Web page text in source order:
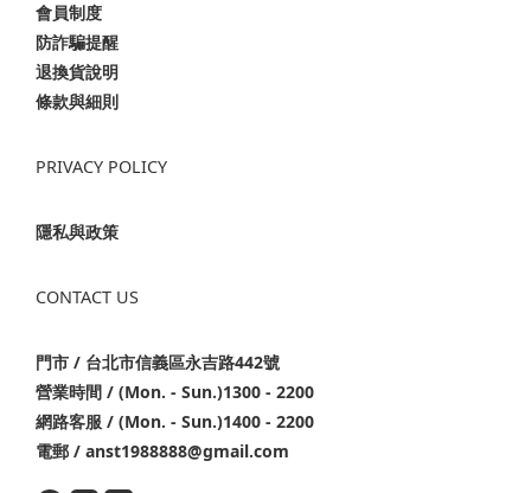
會員制度
防詐騙提醒
退換貨說明
條款與細則
PRIVACY POLICY
隱私與政策
CONTACT US
門市 / 台北市信義區永吉路442號
營業時間 / (Mon. - Sun.)1300 - 2200
網路客服 / (Mon. - Sun.)1400 - 2200
電郵 / anst1988888@gmail.com